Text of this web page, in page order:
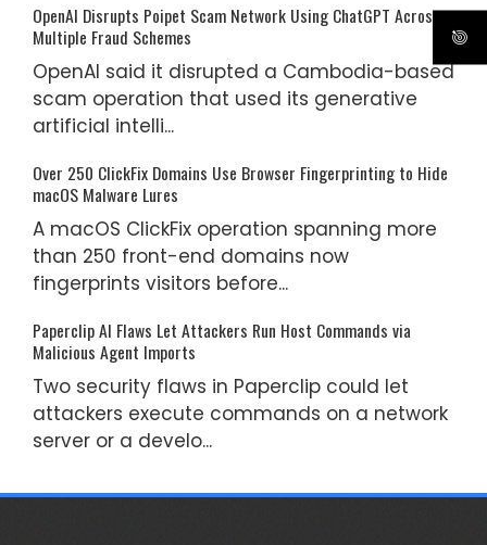
OpenAI Disrupts Poipet Scam Network Using ChatGPT Across
Multiple Fraud Schemes
OpenAI said it disrupted a Cambodia-based
scam operation that used its generative
artificial intelli...
Over 250 ClickFix Domains Use Browser Fingerprinting to Hide
macOS Malware Lures
A macOS ClickFix operation spanning more
than 250 front-end domains now
fingerprints visitors before...
Paperclip AI Flaws Let Attackers Run Host Commands via
Malicious Agent Imports
Two security flaws in Paperclip could let
attackers execute commands on a network
server or a develo...